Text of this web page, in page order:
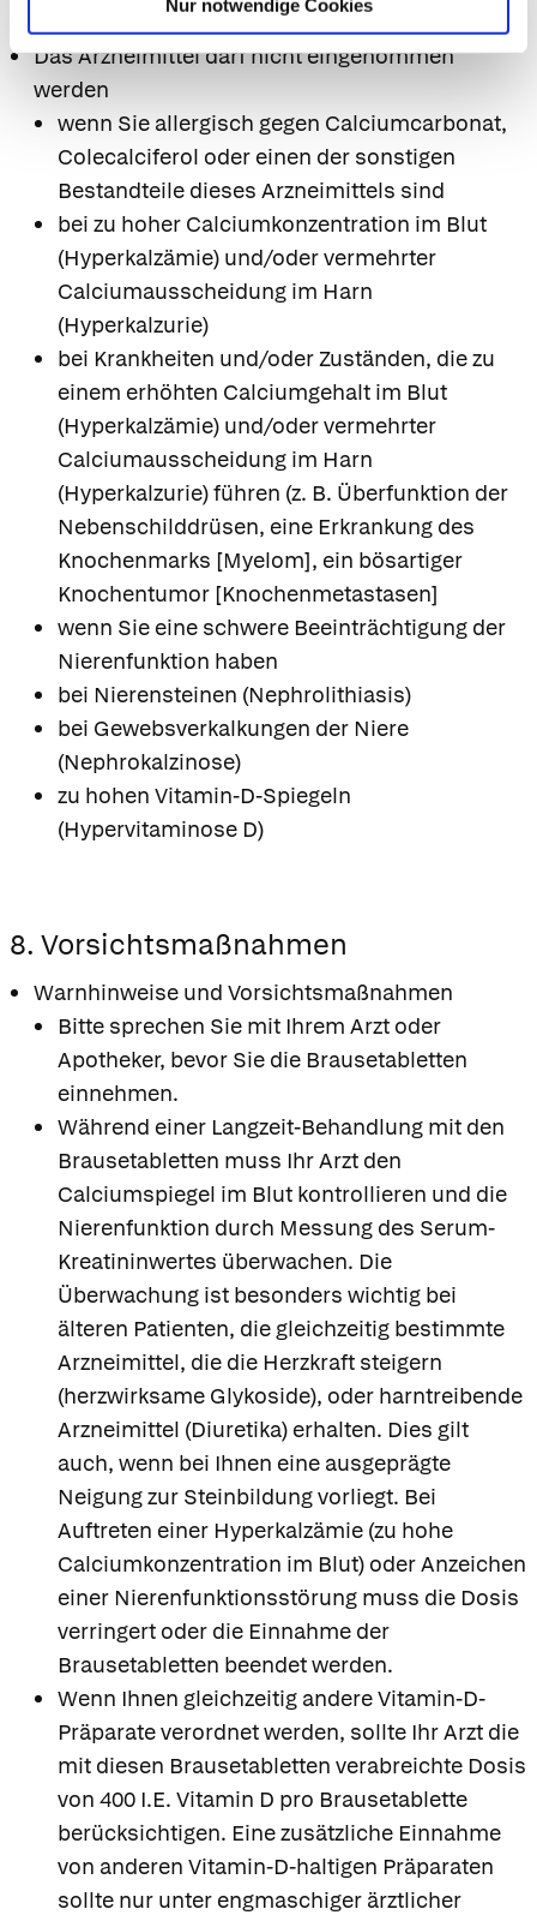
Nur notwendige Cookies
7. Gegenanzeigen
Das Arzneimittel darf nicht eingenommen
werden
wenn Sie allergisch gegen Calciumcarbonat,
Colecalciferol oder einen der sonstigen
Bestandteile dieses Arzneimittels sind
bei zu hoher Calciumkonzentration im Blut
(Hyperkalzämie) und/oder vermehrter
Calciumausscheidung im Harn
(Hyperkalzurie)
bei Krankheiten und/oder Zuständen, die zu
einem erhöhten Calciumgehalt im Blut
(Hyperkalzämie) und/oder vermehrter
Calciumausscheidung im Harn
(Hyperkalzurie) führen (z. B. Überfunktion der
Nebenschilddrüsen, eine Erkrankung des
Knochenmarks [Myelom], ein bösartiger
Knochentumor [Knochenmetastasen]
wenn Sie eine schwere Beeinträchtigung der
Nierenfunktion haben
bei Nierensteinen (Nephrolithiasis)
bei Gewebsverkalkungen der Niere
(Nephrokalzinose)
zu hohen Vitamin-D-Spiegeln
(Hypervitaminose D)
8. Vorsichtsmaßnahmen
Warnhinweise und Vorsichtsmaßnahmen
Bitte sprechen Sie mit Ihrem Arzt oder
Apotheker, bevor Sie die Brausetabletten
einnehmen.
Während einer Langzeit-Behandlung mit den
Brausetabletten muss Ihr Arzt den
Calciumspiegel im Blut kontrollieren und die
Nierenfunktion durch Messung des Serum-
Kreatininwertes überwachen. Die
Überwachung ist besonders wichtig bei
älteren Patienten, die gleichzeitig bestimmte
Arzneimittel, die die Herzkraft steigern
(herzwirksame Glykoside), oder harntreibende
Arzneimittel (Diuretika) erhalten. Dies gilt
auch, wenn bei Ihnen eine ausgeprägte
Neigung zur Steinbildung vorliegt. Bei
Auftreten einer Hyperkalzämie (zu hohe
Calciumkonzentration im Blut) oder Anzeichen
einer Nierenfunktionsstörung muss die Dosis
verringert oder die Einnahme der
Brausetabletten beendet werden.
Wenn Ihnen gleichzeitig andere Vitamin-D-
Präparate verordnet werden, sollte Ihr Arzt die
mit diesen Brausetabletten verabreichte Dosis
von 400 I.E. Vitamin D pro Brausetablette
berücksichtigen. Eine zusätzliche Einnahme
von anderen Vitamin-D-haltigen Präparaten
sollte nur unter engmaschiger ärztlicher